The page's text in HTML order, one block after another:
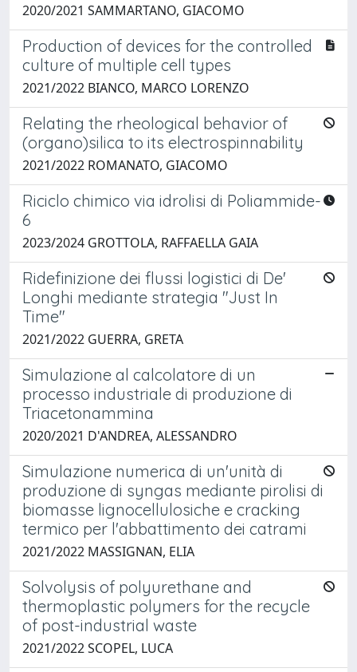
2020/2021 SAMMARTANO, GIACOMO
Production of devices for the controlled
culture of multiple cell types
2021/2022 BIANCO, MARCO LORENZO
Relating the rheological behavior of
(organo)silica to its electrospinnability
2021/2022 ROMANATO, GIACOMO
Riciclo chimico via idrolisi di Poliammide-
6
2023/2024 GROTTOLA, RAFFAELLA GAIA
Ridefinizione dei flussi logistici di De'
Longhi mediante strategia "Just In
Time"
2021/2022 GUERRA, GRETA
Simulazione al calcolatore di un
processo industriale di produzione di
Triacetonammina
2020/2021 D'ANDREA, ALESSANDRO
Simulazione numerica di un'unità di
produzione di syngas mediante pirolisi di
biomasse lignocellulosiche e cracking
termico per l'abbattimento dei catrami
2021/2022 MASSIGNAN, ELIA
Solvolysis of polyurethane and
thermoplastic polymers for the recycle
of post-industrial waste
2021/2022 SCOPEL, LUCA